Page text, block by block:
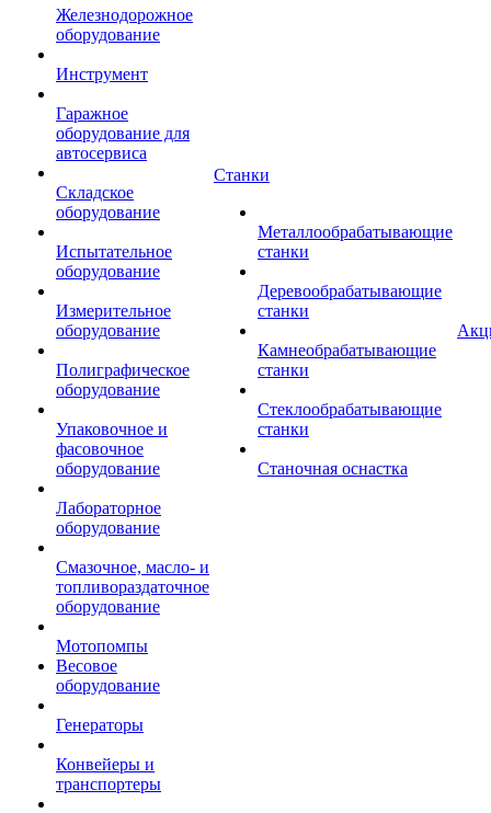
Железнодорожное
оборудование
Инструмент
Гаражное
оборудование для
автосервиса
Складское
оборудование
Испытательное
оборудование
Измерительное
оборудование
Полиграфическое
оборудование
Упаковочное и
фасовочное
оборудование
Лабораторное
оборудование
Смазочное, масло- и
топливораздаточное
оборудование
Мотопомпы
Весовое
оборудование
Генераторы
Конвейеры и
транспортеры
Станки
Металлообрабатывающие
станки
Деревообрабатывающие
станки
Камнеобрабатывающие
станки
Стеклообрабатывающие
станки
Станочная оснастка